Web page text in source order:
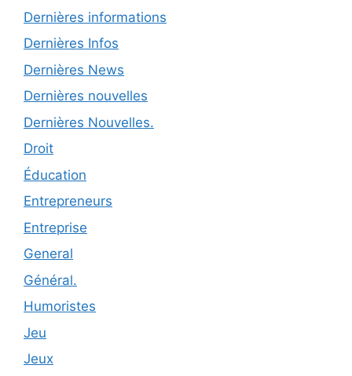
Dernières informations
Dernières Infos
Dernières News
Dernières nouvelles
Dernières Nouvelles.
Droit
Éducation
Entrepreneurs
Entreprise
General
Général.
Humoristes
Jeu
Jeux